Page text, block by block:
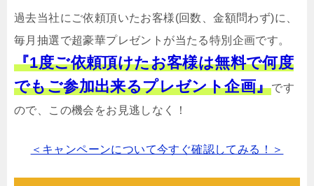
過去当社にご依頼頂いたお客様(回数、金額問わず)に、
毎月抽選で超豪華プレゼントが当たる特別企画です。
『1度ご依頼頂けたお客様は無料で何度
でもご参加出来るプレゼント企画』です
ので、この機会をお見逃しなく！
＜キャンペーンについて今すぐ確認してみる！＞